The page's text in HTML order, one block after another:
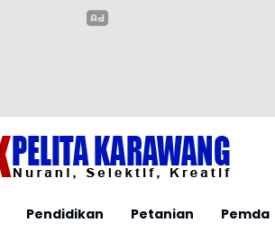
Pendidikan Petanian Pemda